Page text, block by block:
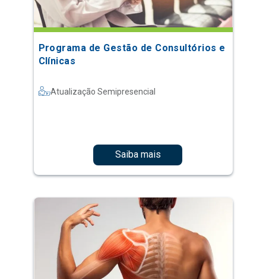
Programa de Gestão de Consultórios e
Clínicas
Atualização Semipresencial
Saiba mais